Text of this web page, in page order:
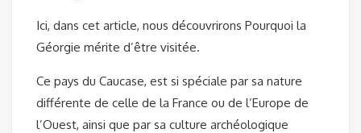
Ici, dans cet article, nous découvrirons Pourquoi la
Géorgie mérite d’être visitée.
Ce pays du Caucase, est si spéciale par sa nature
différente de celle de la France ou de l’Europe de
l’Ouest, ainsi que par sa culture archéologique